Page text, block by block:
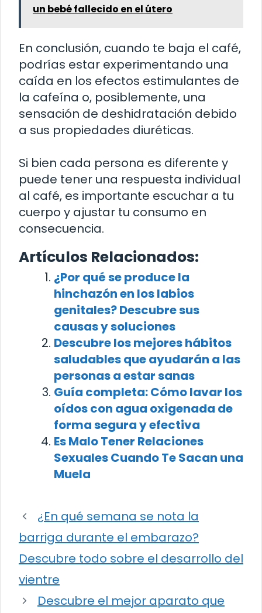
un bebé fallecido en el útero
En conclusión, cuando te baja el café,
podrías estar experimentando una
caída en los efectos estimulantes de
la cafeína o, posiblemente, una
sensación de deshidratación debido
a sus propiedades diuréticas.
Si bien cada persona es diferente y
puede tener una respuesta individual
al café, es importante escuchar a tu
cuerpo y ajustar tu consumo en
consecuencia.
Artículos Relacionados:
¿Por qué se produce la
hinchazón en los labios
genitales? Descubre sus
causas y soluciones
Descubre los mejores hábitos
saludables que ayudarán a las
personas a estar sanas
Guía completa: Cómo lavar los
oídos con agua oxigenada de
forma segura y efectiva
Es Malo Tener Relaciones
Sexuales Cuando Te Sacan una
Muela
¿En qué semana se nota la
barriga durante el embarazo?
Descubre todo sobre el desarrollo del
vientre
Descubre el mejor aparato que